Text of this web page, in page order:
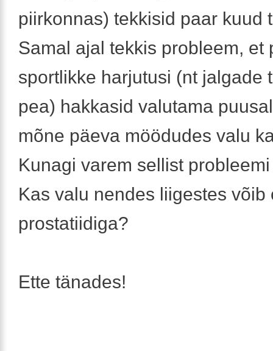
piirkonnas) tekkisid paar kuud
Samal ajal tekkis probleem, et
sportlikke harjutusi (nt jalgade
pea) hakkasid valutama
mõne päeva möödudes valu
Kunagi varem sellist
Kas valu nendes liigestes võib
prostatiidiga?
Ette tänades!